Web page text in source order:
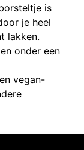
is
je heel
lakken.
onder een
vegan-